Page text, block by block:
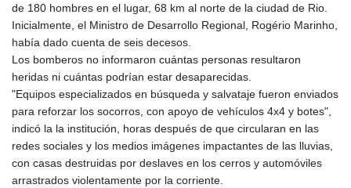
GEL 2.610391
GGP 0.740916
GIP 0.740916
GNF
8756.649224
GTQ 7.607144
GYD 208.588851
HKD 7.84315
de 180 hombres en el lugar, 68 km al norte de la ciudad de Rio.
Inicialmente, el Ministro de Desarrollo Regional, Rogério Marinho,
había dado cuenta de seis decesos.
Los bomberos no informaron cuántas personas resultaron
heridas ni cuántas podrían estar desaparecidas.
"Equipos especializados en búsqueda y salvataje fueron enviados
para reforzar los socorros, con apoyo de vehículos 4x4 y botes",
indicó la la institución, horas después de que circularan en las
redes sociales y los medios imágenes impactantes de las lluvias,
con casas destruidas por deslaves en los cerros y automóviles
arrastrados violentamente por la corriente.